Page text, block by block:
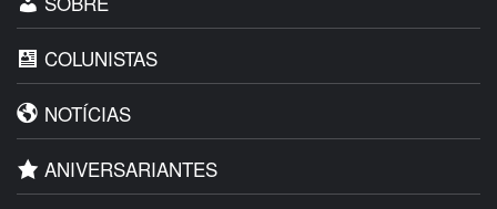
COLUNISTAS
NOTÍCIAS
ANIVERSARIANTES